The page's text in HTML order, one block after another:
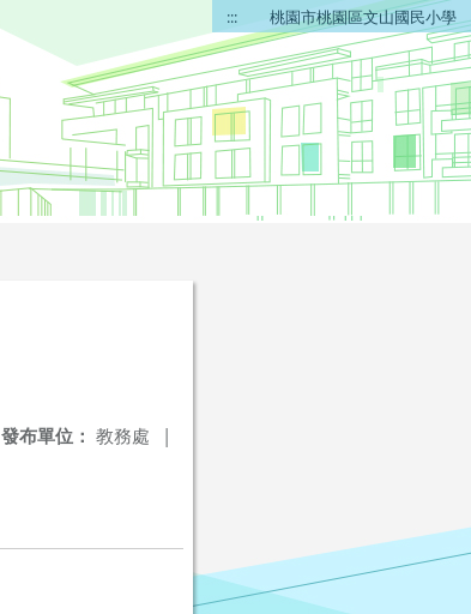
::: 桃園市桃園區文山國民小學
發布單位： 教務處 |